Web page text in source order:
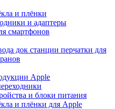
и плёнки
и адаптеры
смартфонов
док станции перчатки для
Apple
и блоки питания
и плёнки для Apple